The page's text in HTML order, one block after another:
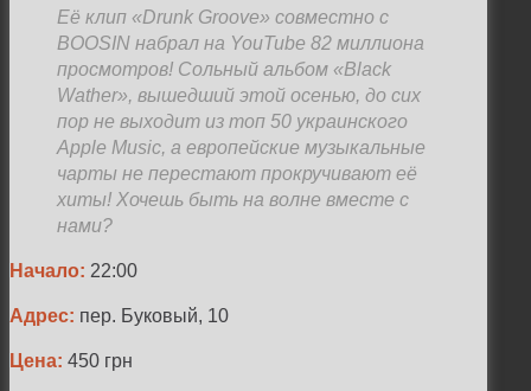
Её клип «Drunk Groove» совместно с
BOOSIN набрал на YouTube 82 миллиона
просмотров! Сольный альбом «Black
Wather», вышедший этой осенью, до сих
пор не выходит из топ 50 украинского
Apple Music, а европейские музыкальные
чарты не перестают прокручивают её
хиты! Хочешь быть на волне вместе с
нами?
Начало: 22:00
Адрес: пер. Буковый, 10
Цена: 450 грн